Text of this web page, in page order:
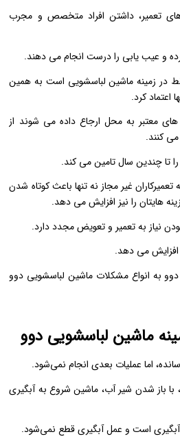
های تعمیر، داشتن افراد متخصص و مجرب
و عیب یابی را درست انجام می دهند.
در زمینه ماشین لباسشویی است به همین
اعتماد کرد.
های معتبر به محل ارجاع داده می شوند از
کنند.
تا چندین سال تامین می کند.
غیر مجاز نه تنها باعث کوتاه شدن
هایتان را نیز افزایش می دهد.
نیاز به تعمیر و تعویض مجدد دارد.
افزایش می دهد.
دوو به انواع مشکلات ماشین لباسشویی دوو
ماشین لباسشویی دوو
اﻣﺎ ﻋﻤﻠﯿﺎت ﺑﻌﺪی اﻧﺠﺎم نمی‌شود.
ﺑﺎز ﺷﺪن ﺷﯿﺮ آب، ﻣﺎﺷﯿﻦ ﺷﺮوع ﺑﻪ آﺑﮕﯿﺮی
آﺑﮕﯿﺮی اﺳﺖ و ﻋﻤﻞ آﺑﮕﯿﺮی ﻗﻄﻊ نمی‌شود.